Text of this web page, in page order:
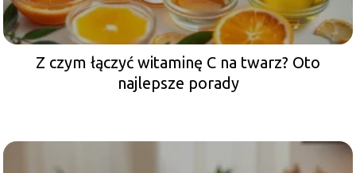
Z czym łączyć witaminę C na twarz? Oto
najlepsze porady